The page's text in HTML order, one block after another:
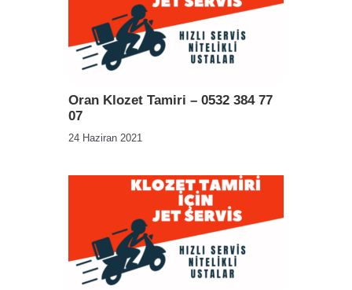
Oran Klozet Tamiri – 0532 384 77
07
24 Haziran 2021